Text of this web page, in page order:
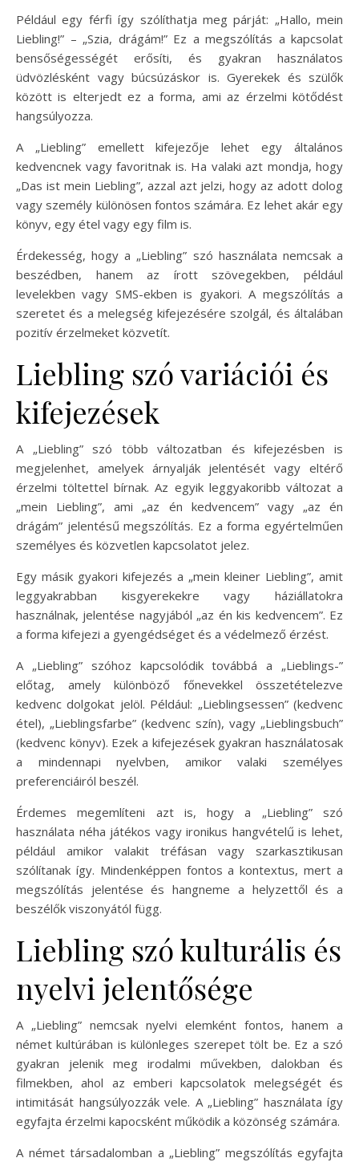
Például egy férfi így szólíthatja meg párját: „Hallo, mein
Liebling!” – „Szia, drágám!” Ez a megszólítás a kapcsolat
bensőségességét erősíti, és gyakran használatos
üdvözlésként vagy búcsúzáskor is. Gyerekek és szülők
között is elterjedt ez a forma, ami az érzelmi kötődést
hangsúlyozza.
A „Liebling” emellett kifejezője lehet egy általános
kedvencnek vagy favoritnak is. Ha valaki azt mondja, hogy
„Das ist mein Liebling”, azzal azt jelzi, hogy az adott dolog
vagy személy különösen fontos számára. Ez lehet akár egy
könyv, egy étel vagy egy film is.
Érdekesség, hogy a „Liebling” szó használata nemcsak a
beszédben, hanem az írott szövegekben, például
levelekben vagy SMS-ekben is gyakori. A megszólítás a
szeretet és a melegség kifejezésére szolgál, és általában
pozitív érzelmeket közvetít.
Liebling szó variációi és
kifejezések
A „Liebling” szó több változatban és kifejezésben is
megjelenhet, amelyek árnyalják jelentését vagy eltérő
érzelmi töltettel bírnak. Az egyik leggyakoribb változat a
„mein Liebling”, ami „az én kedvencem” vagy „az én
drágám” jelentésű megszólítás. Ez a forma egyértelműen
személyes és közvetlen kapcsolatot jelez.
Egy másik gyakori kifejezés a „mein kleiner Liebling”, amit
leggyakrabban kisgyerekekre vagy háziállatokra
használnak, jelentése nagyjából „az én kis kedvencem”. Ez
a forma kifejezi a gyengédséget és a védelmező érzést.
A „Liebling” szóhoz kapcsolódik továbbá a „Lieblings-”
előtag, amely különböző főnevekkel összetételezve
kedvenc dolgokat jelöl. Például: „Lieblingsessen” (kedvenc
étel), „Lieblingsfarbe” (kedvenc szín), vagy „Lieblingsbuch”
(kedvenc könyv). Ezek a kifejezések gyakran használatosak
a mindennapi nyelvben, amikor valaki személyes
preferenciáiról beszél.
Érdemes megemlíteni azt is, hogy a „Liebling” szó
használata néha játékos vagy ironikus hangvételű is lehet,
például amikor valakit tréfásan vagy szarkasztikusan
szólítanak így. Mindenképpen fontos a kontextus, mert a
megszólítás jelentése és hangneme a helyzettől és a
beszélők viszonyától függ.
Liebling szó kulturális és
nyelvi jelentősége
A „Liebling” nemcsak nyelvi elemként fontos, hanem a
német kultúrában is különleges szerepet tölt be. Ez a szó
gyakran jelenik meg irodalmi művekben, dalokban és
filmekben, ahol az emberi kapcsolatok melegségét és
intimitását hangsúlyozzák vele. A „Liebling” használata így
egyfajta érzelmi kapocsként működik a közönség számára.
A német társadalomban a „Liebling” megszólítás egyfajta